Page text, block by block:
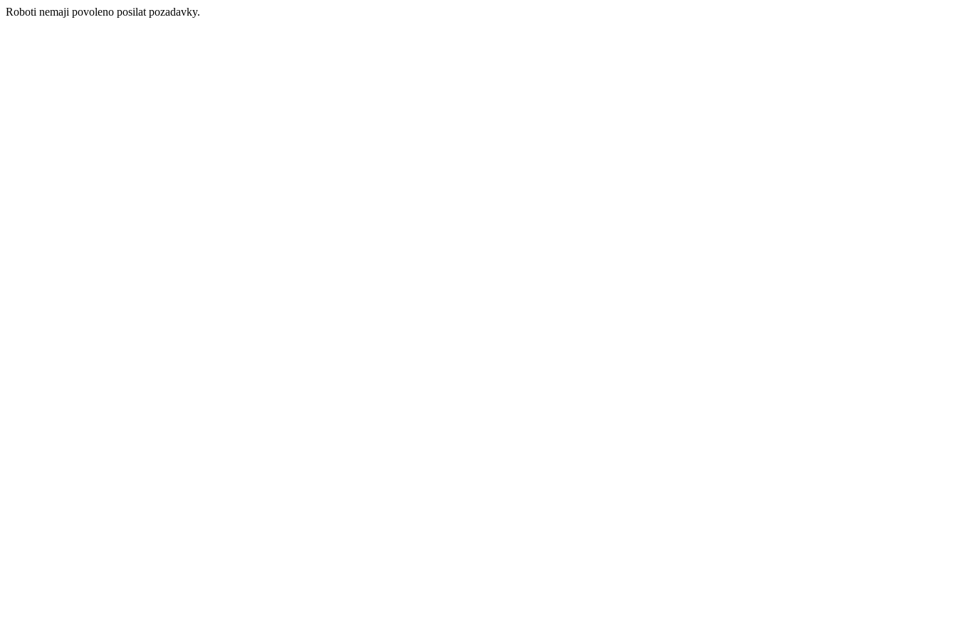
Roboti nemaji povoleno posilat pozadavky.